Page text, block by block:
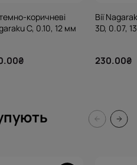
темно-коричневі
C, 0.10, 12 мм
Вії
3D, 0.07,
230.00₴